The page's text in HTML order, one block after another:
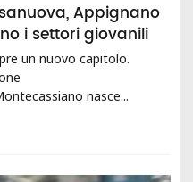
Appignano
i settori giovanili
un nuovo capitolo.
nasce...